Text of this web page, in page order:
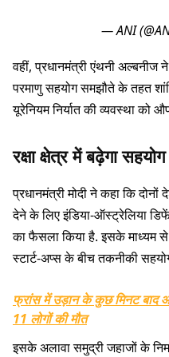
— ANI
वहीं, प्रधानमंत्री एंथनी
परमाणु सहयोग समझौते के तहत
यूरेनियम निर्यात की व्यवस्था को
रक्षा क्षेत्र में बढ़ेगा सहयोग
प्रधानमंत्री मोदी ने कहा कि दोनों
देने के लिए इंडिया-ऑस्ट्रेलिया
का फैसला किया है. इसके माध्यम से
स्टार्ट-अप्स के बीच तकनीकी
फ्रांस में उड़ान के कुछ मिनट बाद
11 लोगों की मौत
इसके अलावा समुद्री जहाजों के